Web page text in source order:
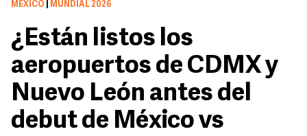
MÉXICO MUNDIAL 2026
¿Están listos los
aeropuertos de CDMX y
Nuevo León antes del
debut de México vs